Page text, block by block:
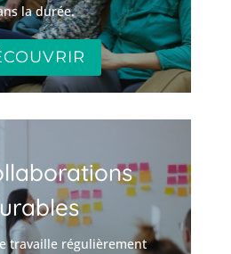
la durée.
travaille régulièrement